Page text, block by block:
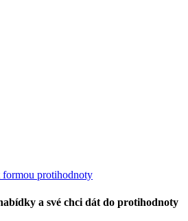
protihodnoty
a své chci dát do protihodnoty